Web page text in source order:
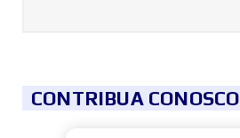
CONTRIBUA CONOSCO